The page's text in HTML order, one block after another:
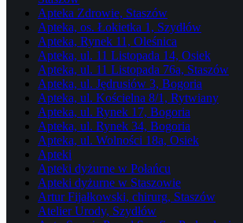
Apteka Zdrowie, Staszów
Apteka, os. Łokietka 1, Szydłów
Apteka, Rynek 11, Oleśnica
Apteka, ul. 11 Listopada 14, Osiek
Apteka, ul. 11 Listopada 76a, Staszów
Apteka, ul. Jędrusiów 3, Bogoria
Apteka, ul. Kościelna 8/1, Rytwiany
Apteka, ul. Rynek 17, Bogoria
Apteka, ul. Rynek 34, Bogoria
Apteka, ul. Wolności 18a, Osiek
Apteki
Apteki dyżurne w Połańcu
Apteki dyżurne w Staszowie
Artur Fijałkowski, chirurg, Staszów
Atelier Urody, Szydłów